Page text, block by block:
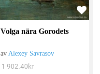
Volga nära Gorodets
av Alexey Savrasov
1 902.40kr